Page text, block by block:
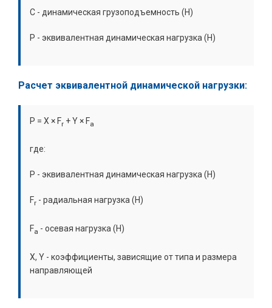
C - динамическая грузоподъемность (Н)
P - эквивалентная динамическая нагрузка (Н)
Расчет эквивалентной динамической нагрузки:
P = X × Fr + Y × Fa
где:
P - эквивалентная динамическая нагрузка (Н)
Fr - радиальная нагрузка (Н)
Fa - осевая нагрузка (Н)
X, Y - коэффициенты, зависящие от типа и размера
направляющей